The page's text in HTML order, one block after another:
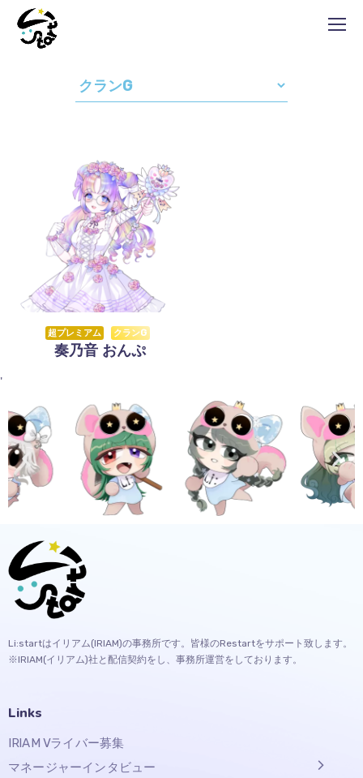
超プレミアム クランG
奏乃音 おんぷ
'
Li:startはイリアム(IRIAM)の事務所です。皆様のRestartをサポート致します。
※IRIAM(イリアム)社と配信契約をし、事務所運営をしております。
Links
IRIAM Vライバー募集
マネージャーインタビュー